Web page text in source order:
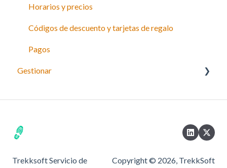
Horarios y precios
Códigos de descuento y tarjetas de regalo
Pagos
Gestionar
Trekksoft Servicio de
Copyright © 2026, TrekkSoft